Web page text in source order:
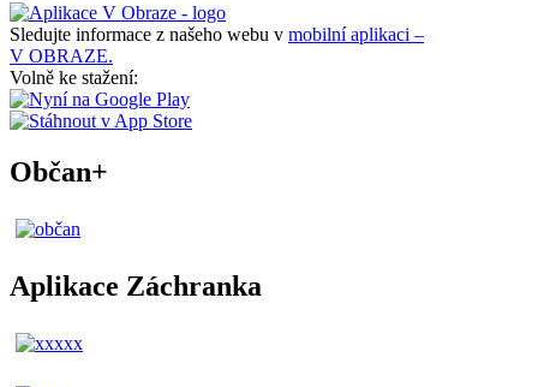
Sledujte informace z našeho webu v mobilní aplikaci –
V OBRAZE.
Volně ke stažení:
Občan+
Aplikace Záchranka